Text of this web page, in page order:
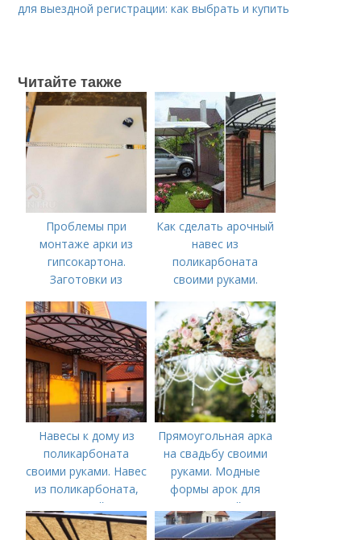
для выездной регистрации: как выбрать и купить
Читайте также
Проблемы при
монтаже арки из
гипсокартона.
Заготовки из
Как сделать арочный
навес из
поликарбоната
своими руками.
Навесы к дому из
поликарбоната
своими руками. Навес
из поликарбоната,
примыкающий к дому:
материалы, сборка и
Прямоугольная арка
на свадьбу своими
руками. Модные
формы арок для
выездной
регистрации 2021